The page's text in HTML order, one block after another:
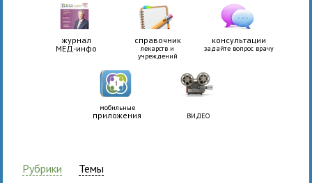
журнал
МЕД-инфо
справочник
лекарств и
учреждений
консультации
задайте вопрос врачу
мобильные
приложения ВИДЕО
Рубрики Темы